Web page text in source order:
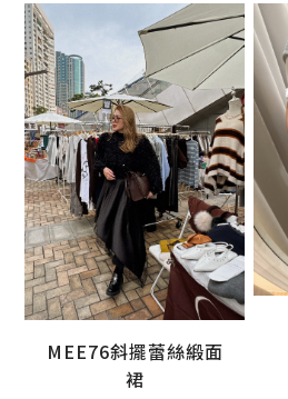
加入購物車
MEE76斜擺蕾絲緞面
裙